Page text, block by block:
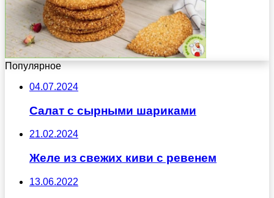
Популярное
04.07.2024
Салат с сырными шариками
21.02.2024
Желе из свежих киви с ревенем
13.06.2022